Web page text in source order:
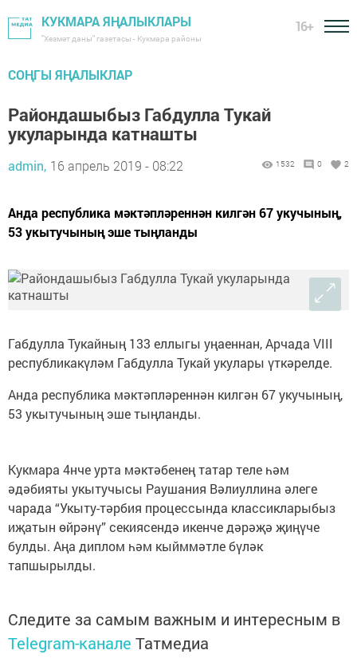
КУКМАРА ЯҢАЛЫКЛАРЫ
"Хезмәт даны" газетасы - Кукмара районы
16+
СОҢГЫ ЯҢАЛЫКЛАР
Райондашыбыз Габдулла Тукай
укуларында катнашты
admin, 16 апрель 2019 - 08:22 1532 0 2
Анда республика мәктәпләреннән килгән 67 укучының,
53 укытучының эше тыңланды
Габдулла Тукайның 133 еллыгы уңаеннан, Арчада VIII
республикакүләм Габдулла Тукай укулары үткәрелде.
Анда республика мәктәпләреннән килгән 67 укучының,
53 укытучының эше тыңланды.
Кукмара 4нче урта мәктәбенең татар теле һәм
әдәбияты укытучысы Раушания Вәлиуллина әлеге
чарада “Укыту-тәрбия процессында классикларыбыз
иҗатын өйрәнү” секиясендә икенче дәрәҗә җиңүче
булды. Аңа диплом һәм кыйммәтле бүләк
тапшырылды.
Следите за самым важным и интересным в
Telegram-канале Татмедиа